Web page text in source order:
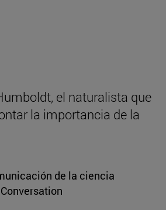
el naturalista que
la importancia de la
de la ciencia